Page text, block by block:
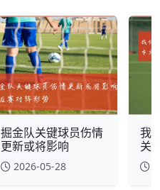
掘金队关键球员伤情
更新或将影响
2026-05-28
我
关